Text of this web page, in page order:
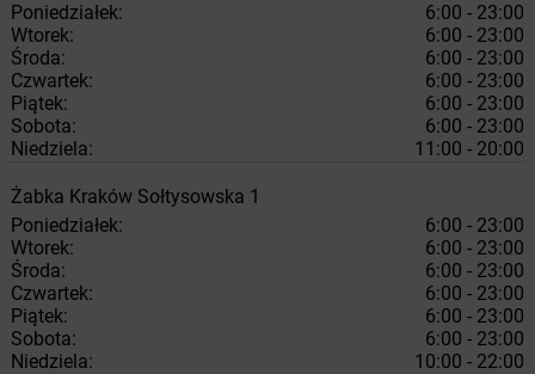
Poniedziałek:
6:00 - 23:00
Wtorek:
6:00 - 23:00
Środa:
6:00 - 23:00
Czwartek:
6:00 - 23:00
Piątek:
6:00 - 23:00
Sobota:
6:00 - 23:00
Niedziela:
11:00 - 20:00
Żabka Kraków Sołtysowska 1
Poniedziałek:
6:00 - 23:00
Wtorek:
6:00 - 23:00
Środa:
6:00 - 23:00
Czwartek:
6:00 - 23:00
Piątek:
6:00 - 23:00
Sobota:
6:00 - 23:00
Niedziela:
10:00 - 22:00